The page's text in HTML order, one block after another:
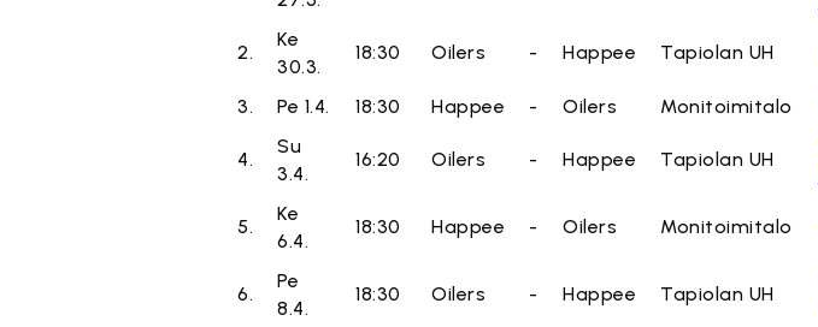
2.
Ke
30.3.
18:30 Oilers - Happee Tapiolan UH
3. Pe 1.4. 18:30 Happee - Oilers Monitoimitalo
4.
Su
3.4.
16:20 Oilers - Happee Tapiolan UH
5.
Ke
6.4.
18:30 Happee - Oilers Monitoimitalo
6.
Pe
8.4.
18:30 Oilers - Happee Tapiolan UH